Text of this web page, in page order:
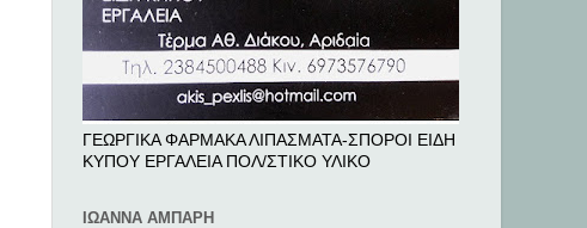
ΓΕΩΡΓΙΚΑ ΦΑΡΜΑΚΑ ΛΙΠΑΣΜΑΤΑ-ΣΠΟΡΟΙ ΕΙΔΗ
ΚΥΠΟΥ ΕΡΓΑΛΕΙΑ ΠΟΛ/ΣΤΙΚΟ ΥΛΙΚΟ
ΙΩΑΝΝΑ ΑΜΠΑΡΗ